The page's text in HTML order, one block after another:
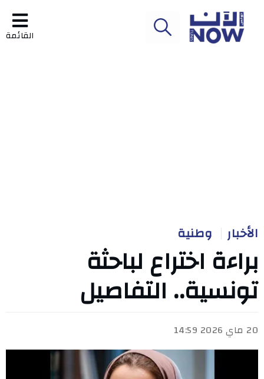
القائمة
الأخبار وطنية
براءة اختراع لباحثة
تونسية.. التفاصيل
20 ماي 2026 14:59